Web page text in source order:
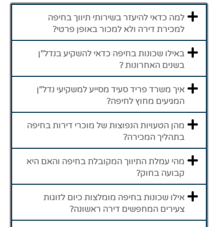
למה כדאי להיעזר בשירותי תיווך בחיפה
למכירת דירה ולא למכור באופן פרטי?
באילו שכונות בחיפה כדאי להשקיע בנדל"ן
בשנים האחרונות ?
איך משרד פריד סעיד מסייע למשקיעי נדל"ן
המגיעים מחוץ לחיפה?
מהן הטעויות הנפוצות של מוכרי דירות בחיפה
בתהליך המכירה?
מהי עמלת התיווך המקובלת בחיפה והאם היא
קבועה בחוק?
אילו שכונות בחיפה מומלצות כיום לזוגות
צעירים המחפשים דירה ראשונה?